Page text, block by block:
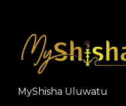
MyShisha Uluwatu